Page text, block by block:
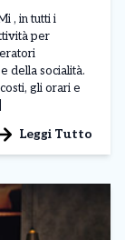
, in tutti i
per
della socialità.
gli orari e
Leggi Tutto